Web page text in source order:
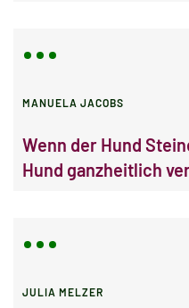
MANUELA JACOBS
Wenn der Hund
Hund ganzheitlich
JULIA MELZER